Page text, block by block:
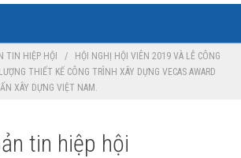
TIN HIỆP HỘI /
HỘI NGHỊ HỘI VIÊN 2019 VÀ LỄ CÔNG
THIẾT KẾ CÔNG TRÌNH XÂY DỰNG VECAS AWARD
XÂY DỰNG VIỆT NAM.
tin hiệp hội